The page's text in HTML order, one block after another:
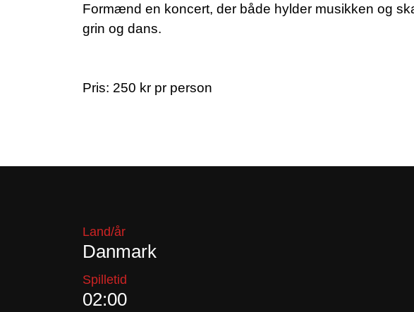
Formænd en koncert, der både hylder musikken og
grin og dans.
Pris: 250 kr pr person
Land/år
Danmark
Spilletid
02:00